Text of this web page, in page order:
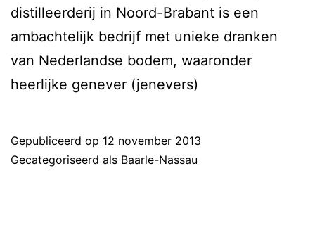
distilleerderij in Noord-Brabant is een
ambachtelijk bedrijf met unieke dranken
van Nederlandse bodem, waaronder
heerlijke genever (jenevers)
Gepubliceerd op 12 november 2013
Gecategoriseerd als Baarle-Nassau